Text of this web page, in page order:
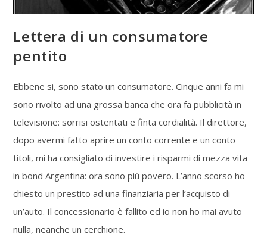
Lettera di un consumatore
pentito
Ebbene si, sono stato un consumatore. Cinque anni fa mi
sono rivolto ad una grossa banca che ora fa pubblicità in
televisione: sorrisi ostentati e finta cordialità. Il direttore,
dopo avermi fatto aprire un conto corrente e un conto
titoli, mi ha consigliato di investire i risparmi di mezza vita
in bond Argentina: ora sono più povero. L’anno scorso ho
chiesto un prestito ad una finanziaria per l’acquisto di
un’auto. Il concessionario è fallito ed io non ho mai avuto
nulla, neanche un cerchione.